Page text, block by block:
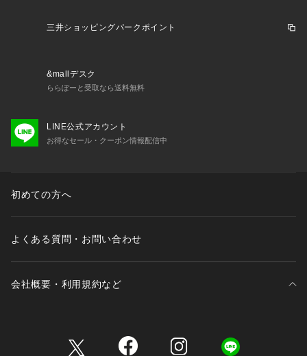
て布を使用してください。裏返してネットに入れてください。
※サンプルにて撮影、採寸を行う為、実際にお届けする商品と
仕様やサイズが異なる場合がございます。予約時は生産の都合
model 1: H165cm 着用サイズ: M
三井ショッピングパークポイント
&mallデスク
ららぽーと受取なら送料無料
LINE公式アカウント
お得なセール・クーポン情報配信中
初めての方へ
よくある質問・お問い合わせ
会社概要・利用規約など